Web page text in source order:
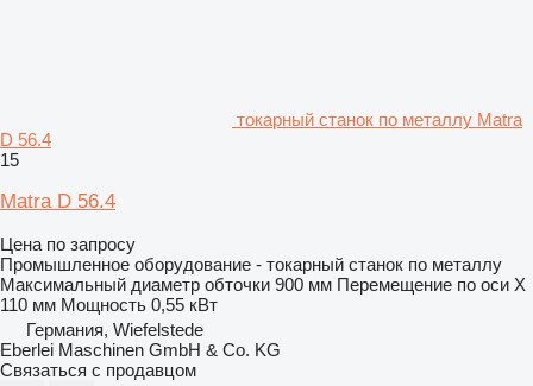
токарный станок по металлу Matra
D 56.4
15
Matra D 56.4
Цена по запросу
Промышленное оборудование - токарный станок по металлу
Максимальный диаметр обточки 900 мм Перемещение по оси X
110 мм Мощность 0,55 кВт
Германия, Wiefelstede
Eberlei Maschinen GmbH & Co. KG
Связаться с продавцом